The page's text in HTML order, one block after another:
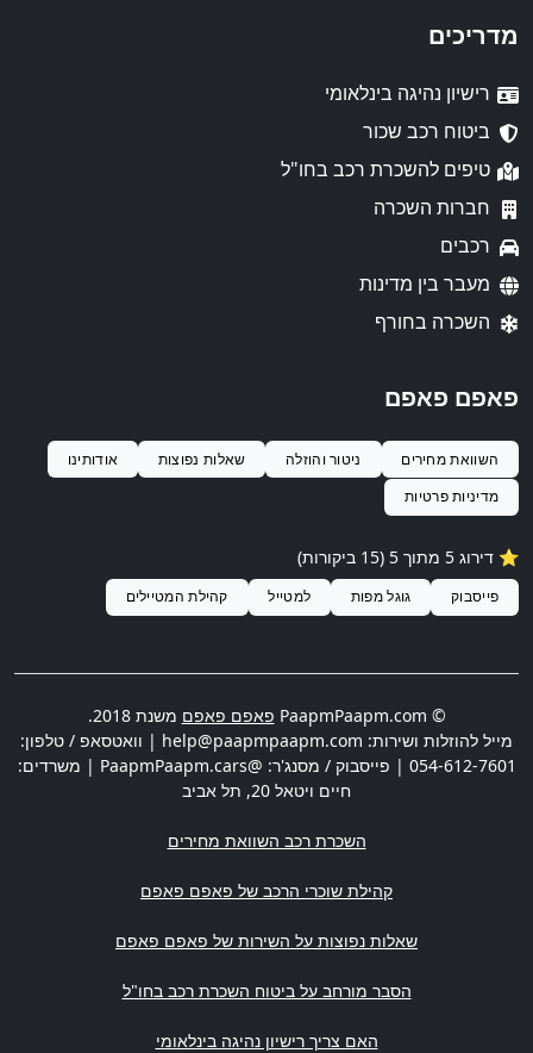
מדריכים
רישיון נהיגה בינלאומי
ביטוח רכב שכור
טיפים להשכרת רכב בחו"ל
חברות השכרה
רכבים
מעבר בין מדינות
השכרה בחורף
פאפם פאפם
השוואת מחירים ניטור והוזלה שאלות נפוצות
אודותינו
מדיניות פרטיות
⭐️ דירוג 5 מתוך 5 ( 15 ביקורות)
פייסבוק גוגל מפות למטייל קהילת המטיילים
© PaapmPaapm.com פאפם פאפם משנת 2018.
מייל להוזלות ושירות: help@paapmpaapm.com | וואטסאפ / טלפון:
054-612-7601 | פייסבוק / מסנג'ר: @PaapmPaapm.cars | משרדים:
חיים ויטאל 20
, תל אביב
השכרת רכב השוואת מחירים
קהילת שוכרי הרכב של פאפם פאפם
שאלות נפוצות על השירות של פאפם פאפם
הסבר מורחב על ביטוח השכרת רכב בחו"ל
האם צריך רישיון נהיגה בינלאומי